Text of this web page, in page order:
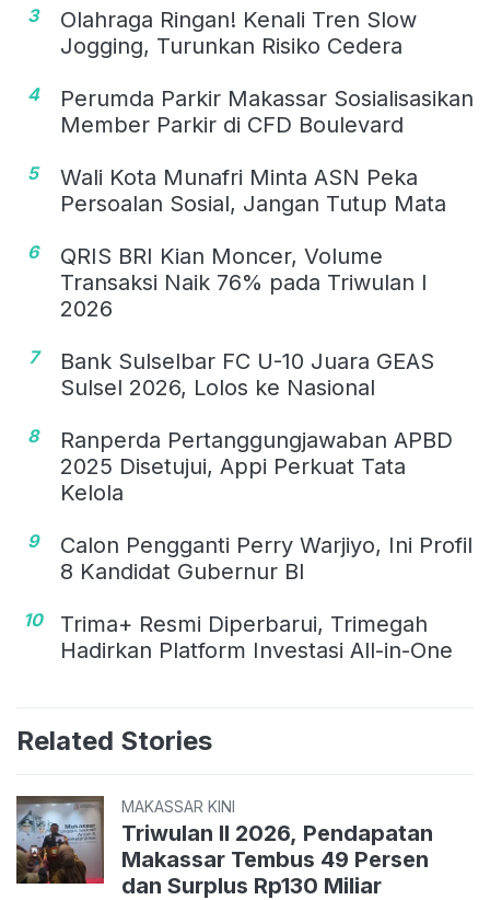
3
Olahraga Ringan! Kenali Tren Slow
Jogging, Turunkan Risiko Cedera
4
Perumda Parkir Makassar Sosialisasikan
Member Parkir di CFD Boulevard
5
Wali Kota Munafri Minta ASN Peka
Persoalan Sosial, Jangan Tutup Mata
6
QRIS BRI Kian Moncer, Volume
Transaksi Naik 76% pada Triwulan I
2026
7
Bank Sulselbar FC U-10 Juara GEAS
Sulsel 2026, Lolos ke Nasional
8
Ranperda Pertanggungjawaban APBD
2025 Disetujui, Appi Perkuat Tata
Kelola
9
Calon Pengganti Perry Warjiyo, Ini Profil
8 Kandidat Gubernur BI
10
Trima+ Resmi Diperbarui, Trimegah
Hadirkan Platform Investasi All-in-One
Related Stories
MAKASSAR KINI
Triwulan II 2026, Pendapatan
Makassar Tembus 49 Persen
dan Surplus Rp130 Miliar